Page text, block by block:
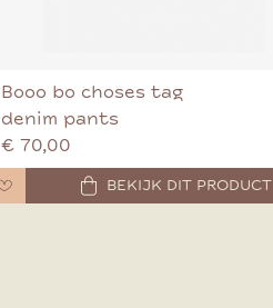
Booo bo choses tag
denim pants
€ 70,00
BEKIJK DIT PRODUCT